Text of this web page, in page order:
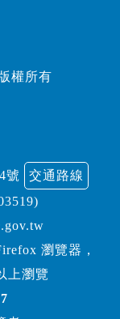
權所有
號
交通路線
瀏覽器，
上瀏覽